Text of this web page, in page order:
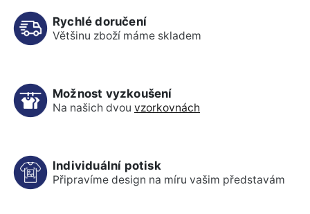
Rychlé doručení
Většinu zboží máme skladem
Možnost vyzkoušení
Na našich dvou vzorkovnách
Individuální potisk
Připravíme design na míru vašim představám